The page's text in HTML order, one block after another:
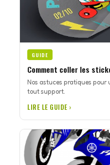
GUIDE
Comment coller les
Nos astuces pratiques pour
tout support.
LIRE LE GUIDE ›